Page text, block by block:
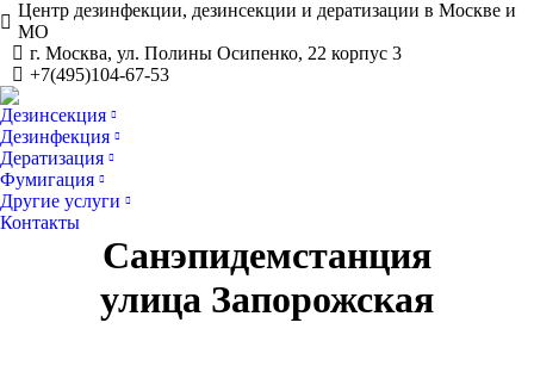
Центр дезинфекции, дезинсекции и дератизации в Москве и
МО
г. Москва, ул. Полины Осипенко, 22 корпус 3
+7(495)104-67-53
Дезинсекция
Дезинфекция
Дератизация
Фумигация
Другие услуги
Контакты
Санэпидемстанция
улица Запорожская